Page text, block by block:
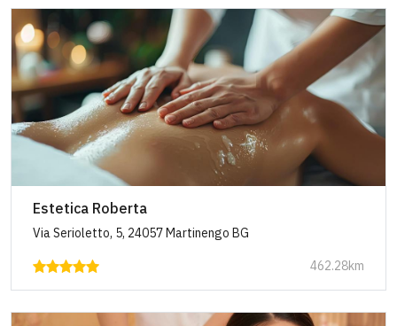
Estetica Roberta
Via Serioletto, 5, 24057 Martinengo BG
462.28km